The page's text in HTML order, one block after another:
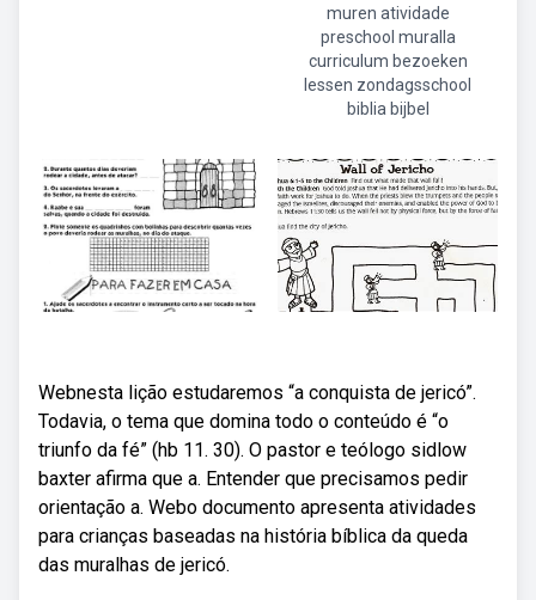
muren atividade
preschool muralla
curriculum bezoeken
lessen zondagsschool
biblia bijbel
Webnesta lição estudaremos “a conquista de jericó”.
Todavia, o tema que domina todo o conteúdo é “o
triunfo da fé” (hb 11. 30). O pastor e teólogo sidlow
baxter afirma que a. Entender que precisamos pedir
orientação a. Webo documento apresenta atividades
para crianças baseadas na história bíblica da queda
das muralhas de jericó.